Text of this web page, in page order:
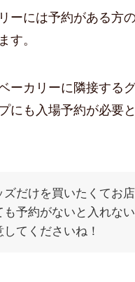
ーには予約がある方
す。
ーカリーに隣接する
にも入場予約が必要
ズだけを買いたくてお
も予約がないと入れな
してくださいね！